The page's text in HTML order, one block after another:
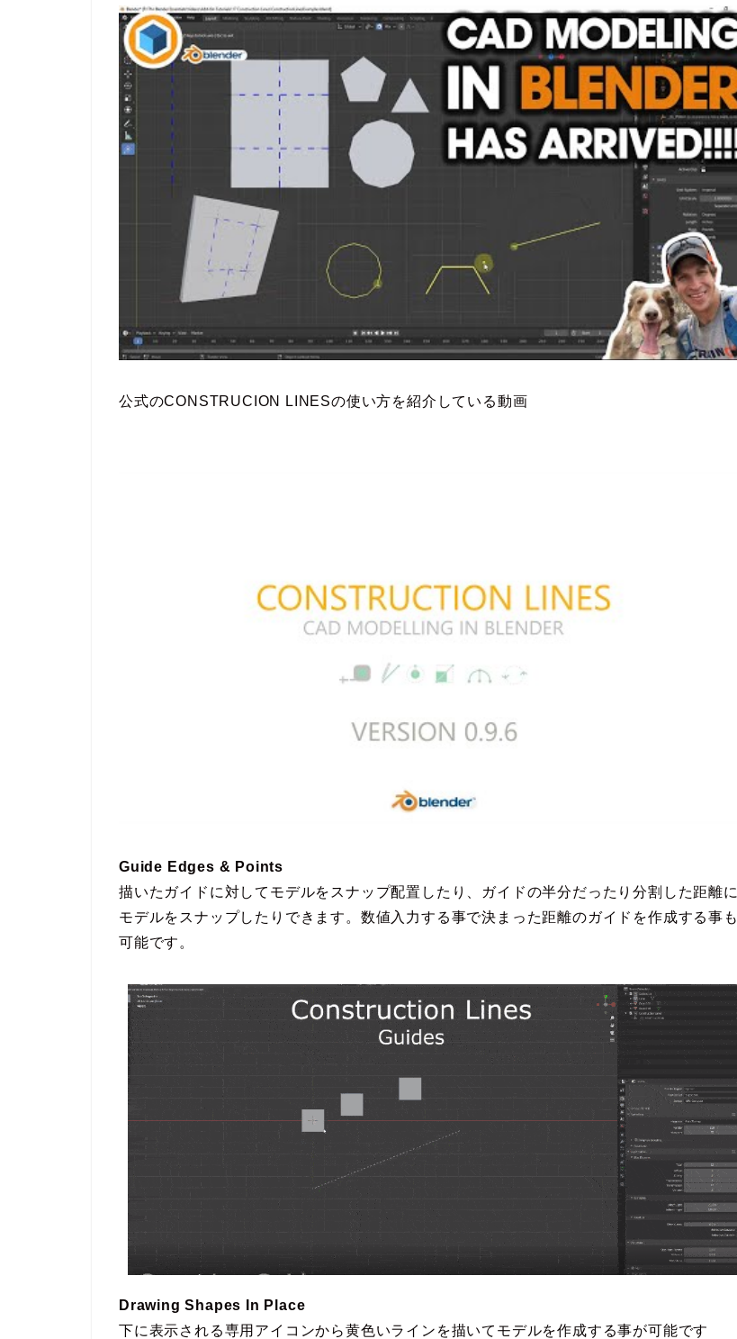
公式のCONSTRUCION LINESの使い方を紹介している動画
Guide Edges & Points
描いたガイドに対してモデルをスナップ配置したり、ガイドの半分だったり分割した距離に
モデルをスナップしたりできます。数値入力する事で決まった距離のガイドを作成する事も
可能です。
Drawing Shapes In Place
下に表示される専用アイコンから黄色いラインを描いてモデルを作成する事が可能です